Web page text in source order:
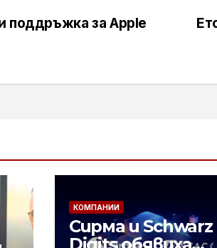
поддръжка за Apple
КОМПАНИИ
Сирма и Schwarz
Digits обявиха